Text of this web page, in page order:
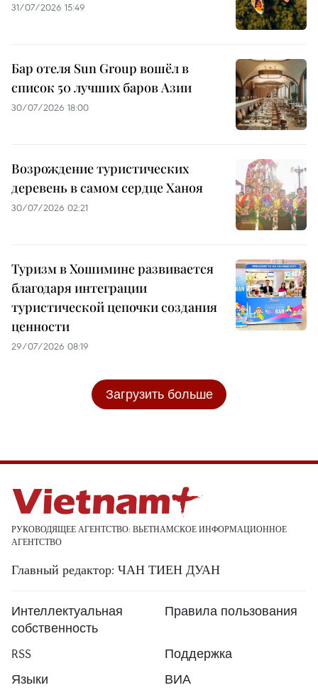
31/07/2026 15:49
Бар отеля Sun Group вошёл в
список 50 лучших баров Азии
30/07/2026 18:00
Возрождение туристических
деревень в самом сердце Ханоя
30/07/2026 02:21
Туризм в Хошимине развивается
благодаря интеграции
туристической цепочки создания
ценности
29/07/2026 08:19
Загрузить больше
РУКОВОДЯЩЕЕ АГЕНТСТВО: ВЬЕТНАМСКОЕ ИНФОРМАЦИОННОЕ
АГЕНТСТВО
Главный редактор: ЧАН ТИЕН ДУАН
Интеллектуальная
собственность
Правила пользования
RSS
Поддержка
Языки
ВИА